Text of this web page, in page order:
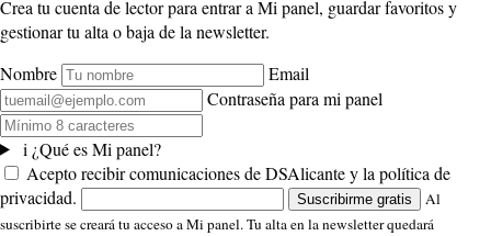
Crea tu cuenta de lector para entrar a Mi panel, guardar favoritos y
gestionar tu alta o baja de la newsletter.
Nombre
Email
Contraseña para mi panel
i ¿Qué es Mi panel?
Acepto recibir comunicaciones de DSAlicante y la política de
privacidad.
Suscribirme gratis
Al
suscribirte se creará tu acceso a Mi panel. Tu alta en la newsletter quedará